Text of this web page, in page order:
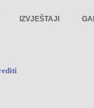
IZVJEŠTAJI